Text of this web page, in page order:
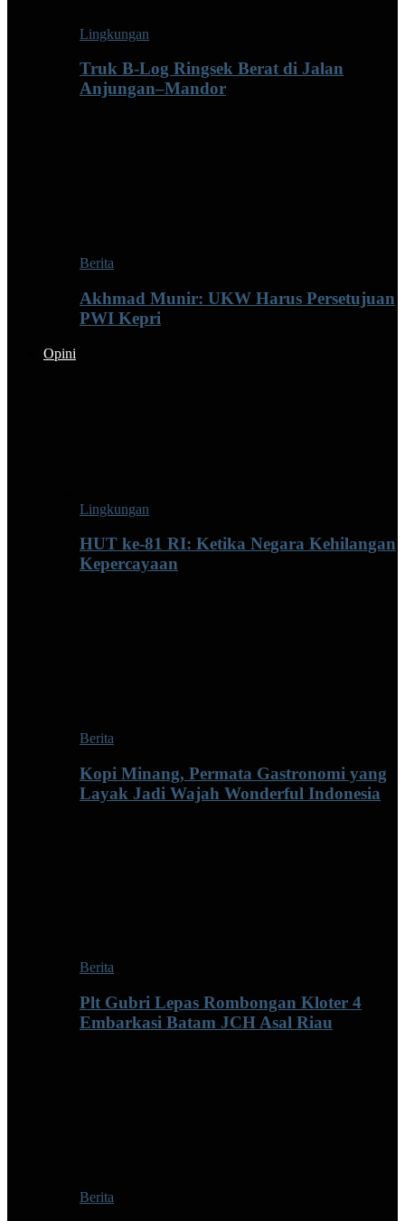
Lingkungan
Truk B-Log Ringsek Berat di Jalan
Anjungan–Mandor
Berita
Akhmad Munir: UKW Harus Persetujuan
PWI Kepri
Opini
Lingkungan
HUT ke-81 RI: Ketika Negara Kehilangan
Kepercayaan
Berita
Kopi Minang, Permata Gastronomi yang
Layak Jadi Wajah Wonderful Indonesia
Berita
Plt Gubri Lepas Rombongan Kloter 4
Embarkasi Batam JCH Asal Riau
Berita